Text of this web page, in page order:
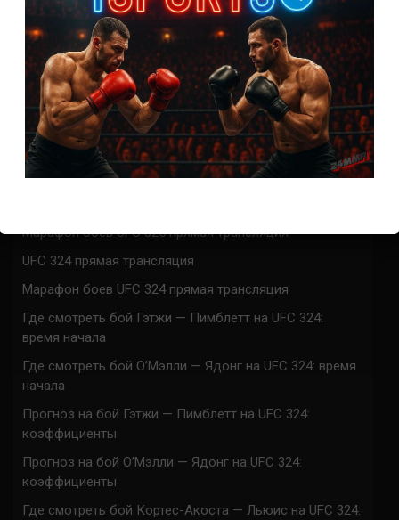
СВЕЖИЕ ЗАПИСИ
Марафон боев UFC 325 прямая трансляция
UFC 324 прямая трансляция
Марафон боев UFC 324 прямая трансляция
Где смотреть бой Гэтжи — Пимблетт на UFC 324:
время начала
Где смотреть бой О’Мэлли — Ядонг на UFC 324: время
начала
Прогноз на бой Гэтжи — Пимблетт на UFC 324:
коэффициенты
Прогноз на бой О’Мэлли — Ядонг на UFC 324:
коэффициенты
Где смотреть бой Кортес-Акоста — Льюис на UFC 324: